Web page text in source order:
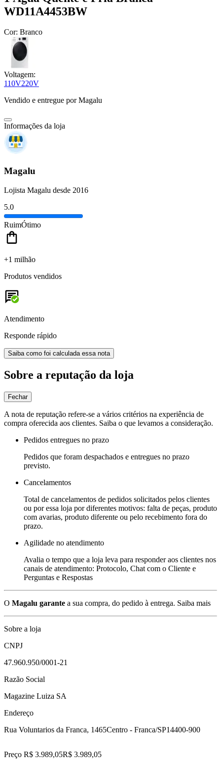
WD11A4453BW
Cor: Branco
Voltagem:
110V220V
Vendido e entregue por Magalu
Informações da loja
Magalu
Lojista Magalu desde 2016
5.0
RuimÓtimo
+1 milhão
Produtos vendidos
Atendimento
Responde rápido
Saiba como foi calculada essa nota
Sobre a reputação da loja
Fechar
A nota de reputação refere-se a vários critérios na experiência de
compra oferecida aos clientes. Saiba o que levamos a consideração.
Pedidos entregues no prazo
Pedidos que foram despachados e entregues no prazo
previsto.
Cancelamentos
Total de cancelamentos de pedidos solicitados pelos clientes
ou por essa loja por diferentes motivos: falta de peças, produto
com avarias, produto diferente ou pelo recebimento fora do
prazo.
Agilidade no atendimento
Avalia o tempo que a loja leva para responder aos clientes nos
canais de atendimento: Protocolo, Chat com o Cliente e
Perguntas e Respostas
O Magalu garante a sua compra, do pedido à entrega. Saiba mais
Sobre a loja
CNPJ
47.960.950/0001-21
Razão Social
Magazine Luiza SA
Endereço
Rua Voluntarios da Franca, 1465Centro - Franca/SP14400-900
Preço R$ 3.989,05R$ 3.989,05